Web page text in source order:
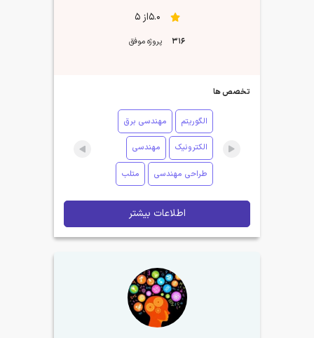
5.0از 5
316 پروژه موفق
تخصص ها
الگوریتم مهندسی برق
الکترونیک مهندسی
طراحی مهندسی متلب
اطلاعات بیشتر